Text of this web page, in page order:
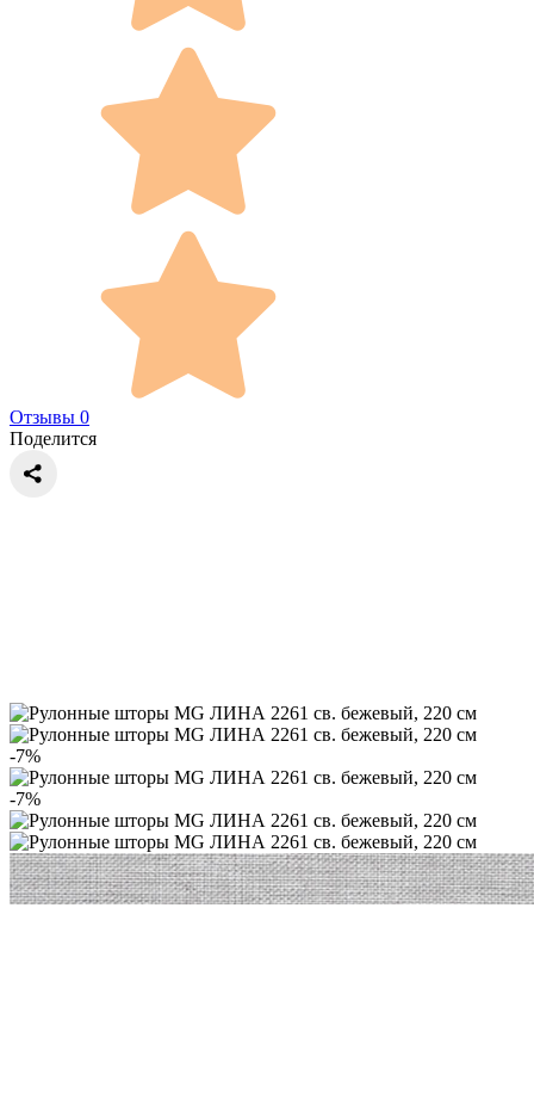
Отзывы 0
Поделится
-7%
-7%